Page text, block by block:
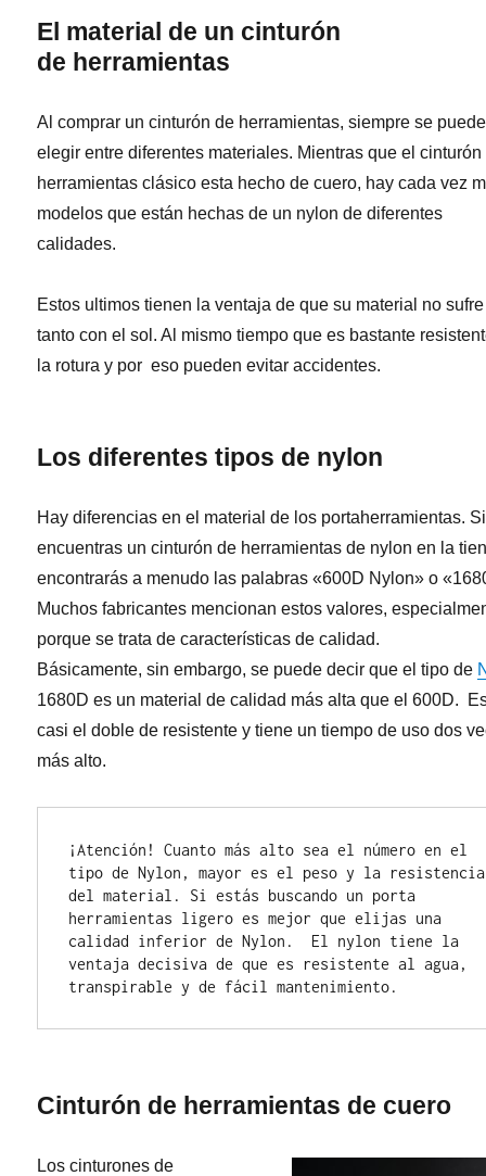
El material de un cinturón
de herramientas
Al comprar un cinturón de herramientas, siempre se puede
elegir entre diferentes materiales. Mientras que el cinturón
herramientas clásico esta hecho de cuero, hay cada vez
modelos que están hechas de un nylon de diferentes
calidades.
Estos ultimos tienen la ventaja de que su material no sufre
tanto con el sol. Al mismo tiempo que es bastante
la rotura y por eso pueden evitar accidentes.
Los diferentes tipos de nylon
Hay diferencias en el material de los portaherramientas. Si
encuentras un cinturón de herramientas de nylon en la
encontrarás a menudo las palabras «600D Nylon» o
Muchos fabricantes mencionan estos valores,
porque se trata de características de calidad.
Básicamente, sin embargo, se puede decir que el tipo de
1680D es un material de calidad más alta que el 600D.
casi el doble de resistente y tiene un tiempo de uso dos
más alto.
¡Atención! Cuanto más alto sea el número en el
tipo de Nylon, mayor es el peso y la resistencia
del material. Si estás buscando un porta
herramientas ligero es mejor que elijas una
calidad inferior de Nylon.  El nylon tiene la
ventaja decisiva de que es resistente al agua,
transpirable y de fácil mantenimiento.
Cinturón de herramientas de cuero
Los cinturones de